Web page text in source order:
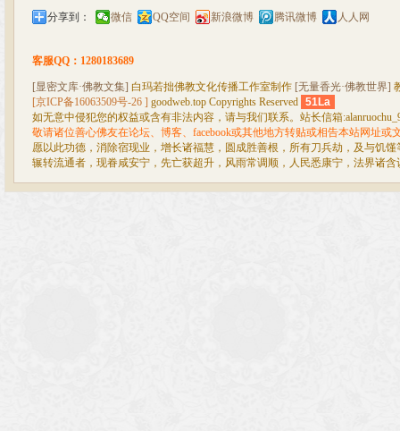
分享到： 微信 QQ空间 新浪微博 腾讯微博 人人网
客服QQ：1280183689
[显密文库·佛教文集] 白玛若拙佛教文化传播工作室制作 [无量香光·佛教世界]
[京ICP备16063509号-26 ] goodweb.top Copyrights Reserved 51La
如无意中侵犯您的权益或含有非法内容，请与我们联系。站长信箱
敬请诸位善心佛友在论坛、博客、facebook或其他地方转贴或相告本站网址或
愿以此功德，消除宿现业，增长诸福慧，圆成胜善根，所有刀兵劫，及与饥
辗转流通者，现眷咸安宁，先亡获超升，风雨常调顺，人民悉康宁，法界诸含